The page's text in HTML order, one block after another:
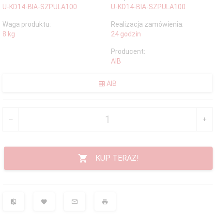
U-KD14-BIA-SZPULA100
U-KD14-BIA-SZPULA100
Waga produktu:
8 kg
Realizacja zamówienia:
24 godzin
Producent:
AIB
AIB
KUP TERAZ!